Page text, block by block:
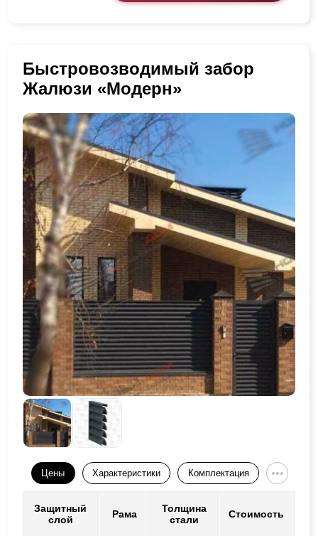
Быстровозводимый забор
Жалюзи «Модерн»
Цены Характеристики Комплектация
Защитный
слой
Рама
Толщина
стали
Стоимость